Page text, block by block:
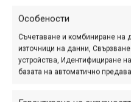
Особености
Съчетаване и комбиниране на
източници на данни,
устройства, Идентифициране
базата на автоматично